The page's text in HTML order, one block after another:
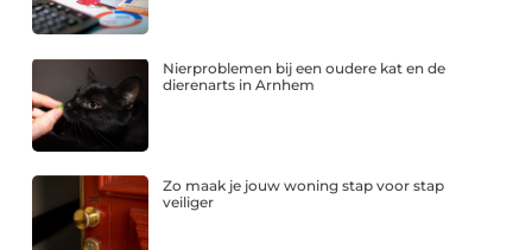
Nierproblemen bij een oudere kat en de
dierenarts in Arnhem
Zo maak je jouw woning stap voor stap
veiliger